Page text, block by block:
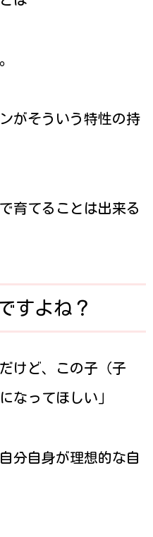
がそういう特性の持
育てることは出来る
すよね？
けど、この子（子
なってほしい」
分自身が理想的な自